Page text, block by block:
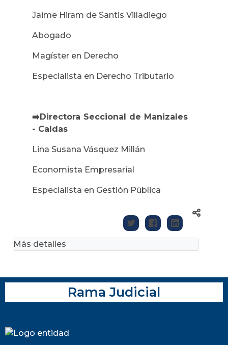
Jaime Hiram de Santis Villadiego
Abogado
Magíster en Derecho
Especialista en Derecho Tributario
➡️Directora Seccional de Manizales
- Caldas
Lina Susana Vásquez Millán
Economista Empresarial
Especialista en Gestión Pública
Más detalles
Rama Judicial